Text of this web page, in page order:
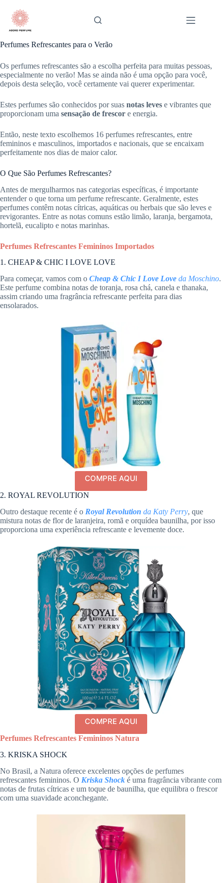
para
conteúdo
Perfumes Refrescantes para o Verão
Os perfumes refrescantes são a escolha perfeita para muitas pessoas,
especialmente no verão! Mas se ainda não é uma opção para você,
depois desta seleção, você certamente vai querer experimentar.
Estes perfumes são conhecidos por suas notas leves e vibrantes que
proporcionam uma sensação de frescor e energia.
Então, neste texto escolhemos 16 perfumes refrescantes, entre
femininos e masculinos, importados e nacionais, que se encaixam
perfeitamente nos dias de maior calor.
O Que São Perfumes Refrescantes?
Antes de mergulharmos nas categorias específicas, é importante
entender o que torna um perfume refrescante. Geralmente, estes
perfumes contêm notas cítricas, aquáticas ou herbais que são leves e
revigorantes. Entre as notas comuns estão limão, laranja, bergamota,
hortelã, eucalipto e notas marinhas.
Perfumes Refrescantes Femininos Importados
1. CHEAP & CHIC I LOVE LOVE
Para começar, vamos com o Cheap & Chic I Love Love da Moschino.
Este perfume combina notas de toranja, rosa chá, canela e thanaka,
assim criando uma fragrância refrescante perfeita para dias
ensolarados.
COMPRE AQUI
2. ROYAL REVOLUTION
Outro destaque recente é o Royal Revolution da Katy Perry, que
mistura notas de flor de laranjeira, romã e orquídea baunilha, por isso
proporciona uma experiência refrescante e levemente doce.
COMPRE AQUI
Perfumes Refrescantes Femininos Natura
3. KRISKA SHOCK
No Brasil, a Natura oferece excelentes opções de perfumes
refrescantes femininos. O Kriska Shock é uma fragrância vibrante com
notas de frutas cítricas e um toque de baunilha, que equilibra o frescor
com uma suavidade aconchegante.